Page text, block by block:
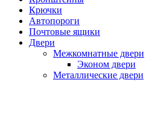
Крючки
Автопороги
Почтовые ящики
Двери
Межкомнатные двери
Эконом двери
Металлические двери